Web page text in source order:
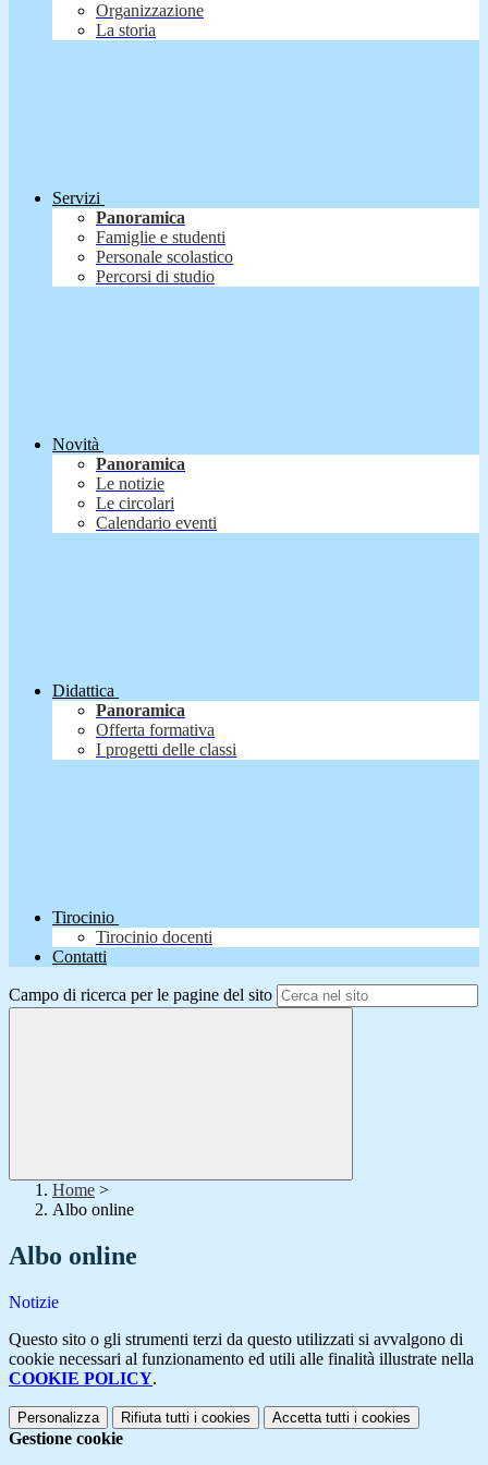
Organizzazione
La storia
Servizi
Panoramica
Famiglie e studenti
Personale scolastico
Percorsi di studio
Novità
Panoramica
Le notizie
Le circolari
Calendario eventi
Didattica
Panoramica
Offerta formativa
I progetti delle classi
Tirocinio
Tirocinio docenti
Contatti
Campo di ricerca per le pagine del sito
Home >
Albo online
Albo online
Notizie
Questo sito o gli strumenti terzi da questo utilizzati si avvalgono di
cookie necessari al funzionamento ed utili alle finalità illustrate nella
COOKIE POLICY.
Personalizza Rifiuta tutti i cookies Accetta tutti i cookies
Gestione cookie